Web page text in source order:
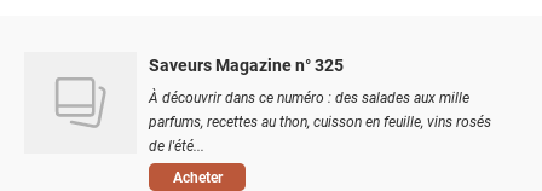
Saveurs Magazine n° 325
À découvrir dans ce numéro : des salades aux mille
parfums, recettes au thon, cuisson en feuille, vins rosés
de l'été...
Acheter